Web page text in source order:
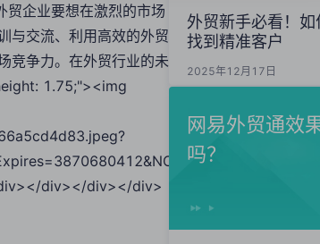
企业要想在激烈的市场
与交流、利用高效的外贸
竞争力。在外贸行业的未
1.75;"><img
div></div></div>
外贸新手必看！
找到精准客户
2025年12月17日
网易外贸通效
吗？